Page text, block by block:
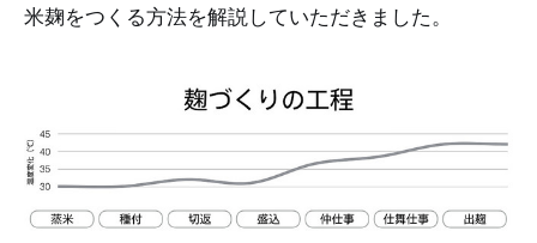
米麹をつくる方法を解説していただきました。